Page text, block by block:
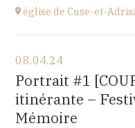
église de Cuse-et-
Cuse-et-Adrisans
(25680)
at15H
08.04.24
Portrait #1
itinérante –
Mémoire